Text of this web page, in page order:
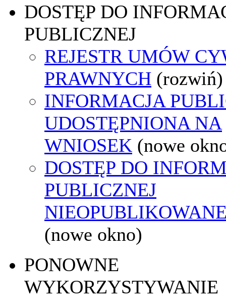
DOSTĘP DO
PUBLICZNEJ
REJESTR UMÓW
PRAWNYCH (rozwiń)
INFORMACJA
UDOSTĘPNIONA NA
WNIOSEK (nowe
DOSTĘP DO
PUBLICZNEJ
(nowe okno)
PONOWNE
WYKORZYSTYWANIE